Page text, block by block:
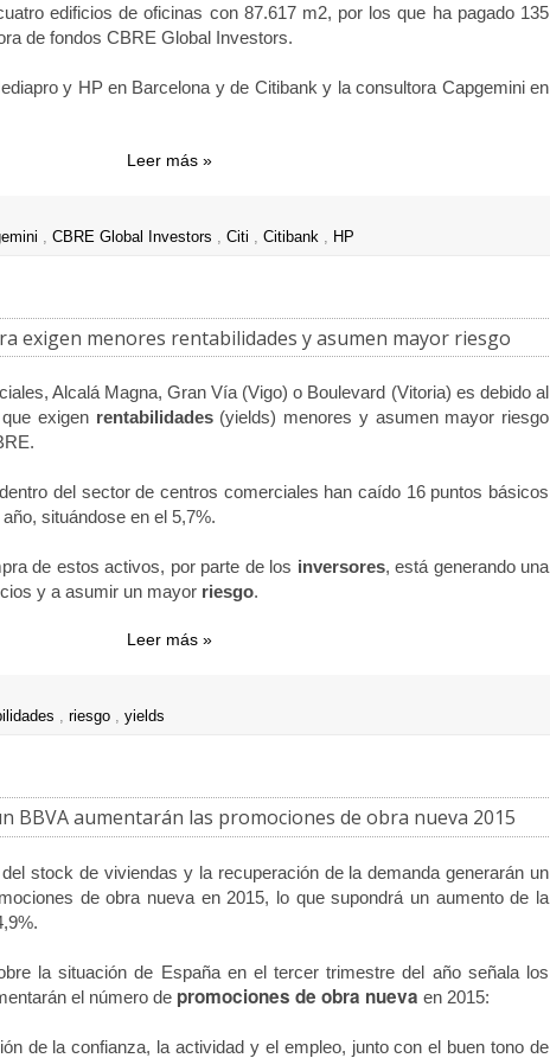
edificios de oficinas con 87.617 m2, por los que ha pagado 135
de fondos CBRE Global Investors.
y HP en Barcelona y de Citibank y la consultora Capgemini en
Leer más »
, CBRE Global Investors , Citi , Citibank , HP
exigen menores rentabilidades y asumen mayor riesgo
Alcalá Magna, Gran Vía (Vigo) o Boulevard (Vitoria) es debido al
exigen rentabilidades (yields) menores y asumen mayor riesgo
del sector de centros comerciales han caído 16 puntos básicos
situándose en el 5,7%.
de estos activos, por parte de los inversores, está generando una
y a asumir un mayor riesgo.
Leer más »
, riesgo , yields
BBVA aumentarán las promociones de obra nueva 2015
stock de viviendas y la recuperación de la demanda generarán un
de obra nueva en 2015, lo que supondrá un aumento de la
la situación de España en el tercer trimestre del año señala los
el número de promociones de obra nueva en 2015:
de la confianza, la actividad y el empleo, junto con el buen tono de